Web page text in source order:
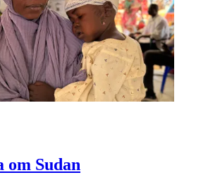
om Sudan